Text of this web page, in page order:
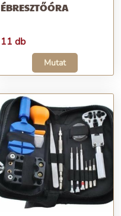
ÉBRESZTŐÓRA
11 db
Mutat